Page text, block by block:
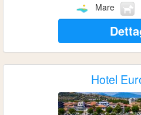
Mare
Hotel